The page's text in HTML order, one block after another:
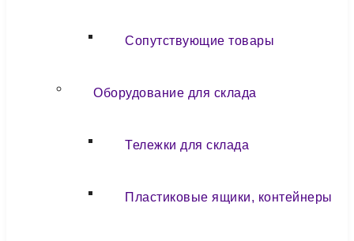
Сопутствующие товары
Оборудование для склада
Тележки для склада
Пластиковые ящики, контейнеры